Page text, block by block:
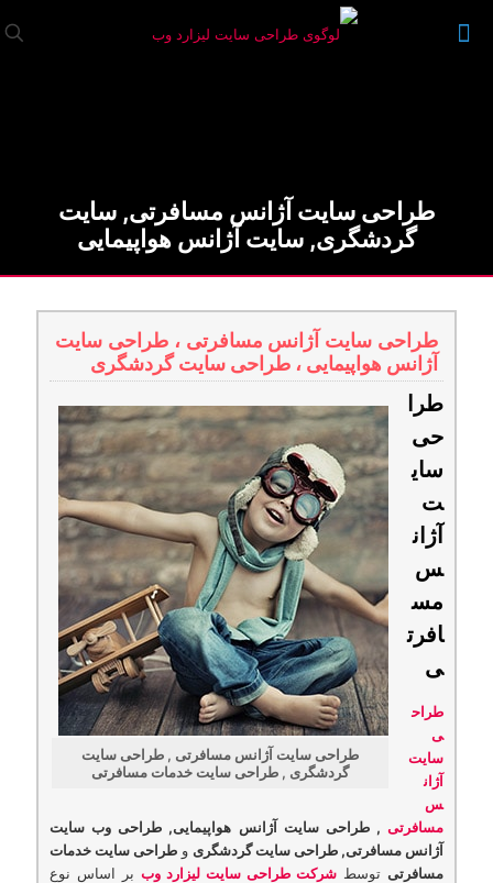
طراحی سایت آژانس مسافرتی, سایت
گردشگری, سایت آژانس هواپیمایی
طراحی سایت آژانس مسافرتی ، طراحی سایت
آژانس هواپیمایی ، طراحی سایت گردشگری
طراحی سایت آژانس مسافرتی , طراحی سایت
گردشگری , طراحی سایت خدمات مسافرتی
طرا
حی
سای
ت
آژان
س
مس
افرت
ی
طراح
ی
سایت
آژان
س
مسافرتی ,طراحی سایت آژانس هواپیمایی, طراحی وب سایت
آژانس مسافرتی, طراحی سایت گردشگری و طراحی سایت خدمات
مسافرتی توسط شرکت طراحی سایت لیزارد وب بر اساس نوع